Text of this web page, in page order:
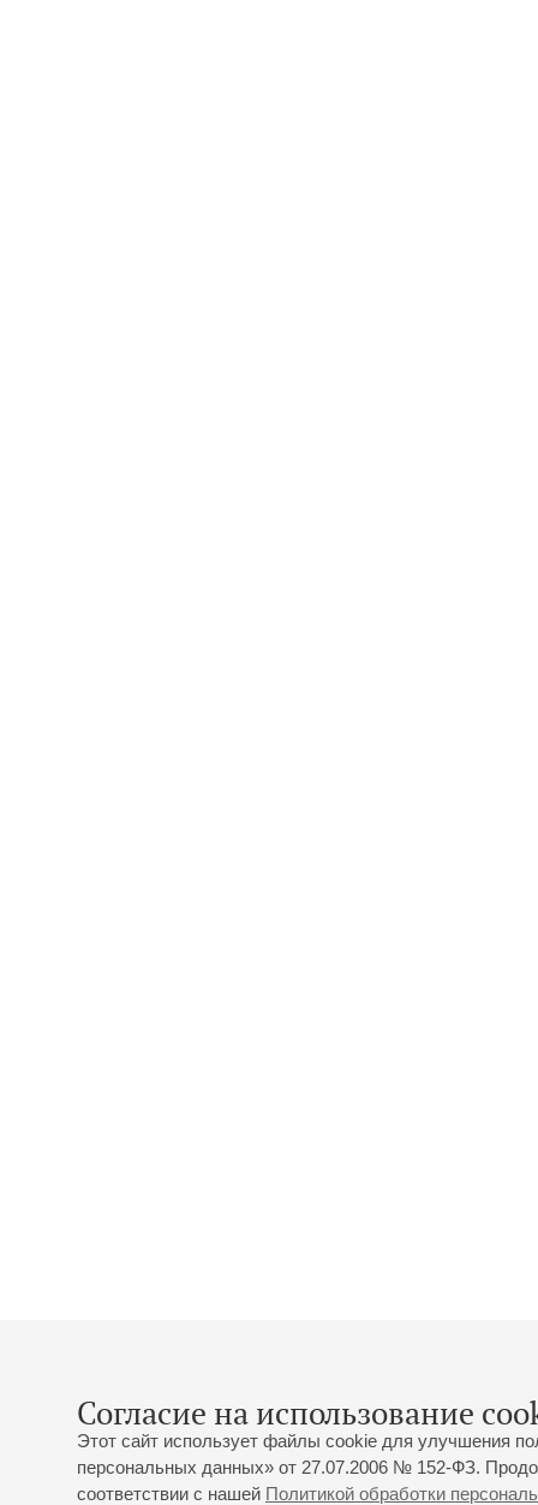
Согласие на использование
Этот сайт использует файлы cookie для улучшения
персональных данных» от 27.07.2006 № 152-ФЗ.
соответствии с нашей Политикой обработки